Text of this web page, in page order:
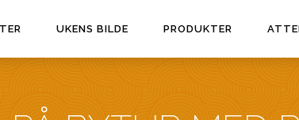
UKENS BILDE PRODUKTER